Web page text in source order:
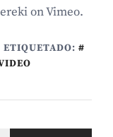
on Vimeo.
ETIQUETADO: